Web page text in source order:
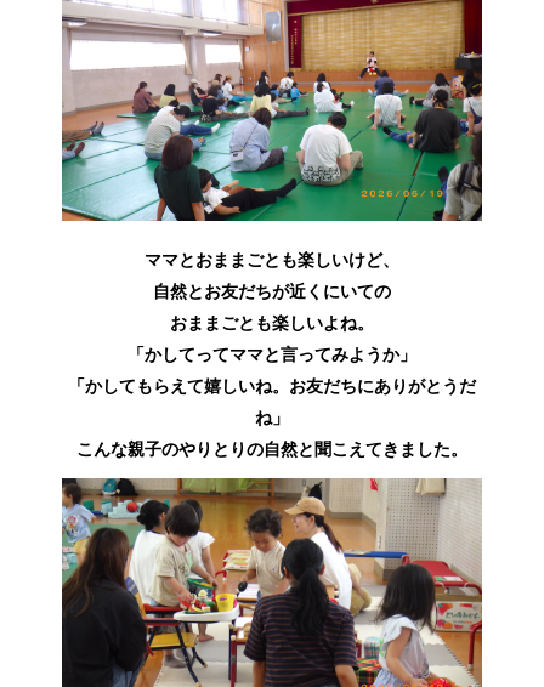
ママとおままごとも楽しいけど、
自然とお友だちが近くにいての
おままごとも楽しいよね。
「かしてってママと言ってみようか」
「かしてもらえて嬉しいね。お友だちにありがとうだ
ね」
こんな親子のやりとりの自然と聞こえてきました。